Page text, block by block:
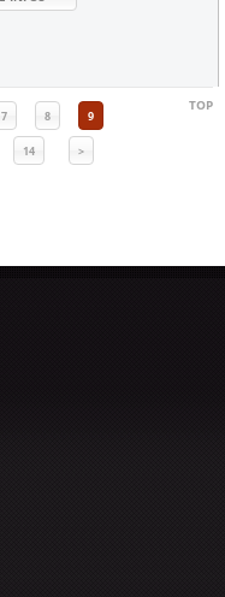
7 8 9
14 >
TOP